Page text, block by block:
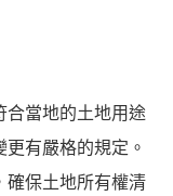
合當地的土地用途
有嚴格的規定。
確保土地所有權清